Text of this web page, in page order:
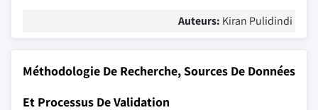
Auteurs: Kiran Pulidindi
Méthodologie De Recherche, Sources De Données
Et Processus De Validation